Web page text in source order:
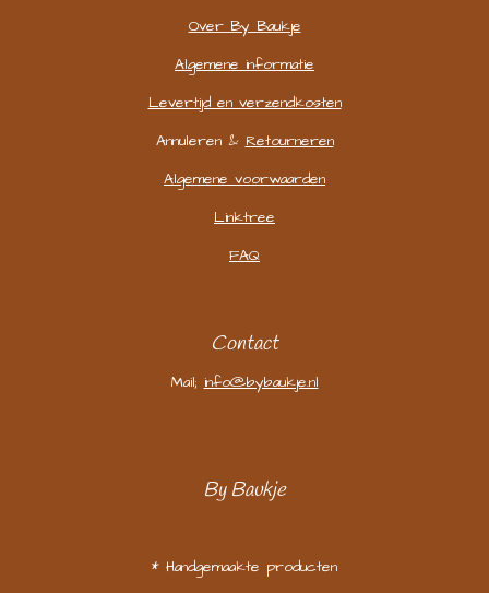
Over By Baukje
Algemene informatie
Levertijd en verzendkosten
Annuleren & Retourneren
Algemene voorwaarden
Linktree
FAQ
Contact
Mail;info@bybaukje.nl
By Baukje
* Handgemaakte producten